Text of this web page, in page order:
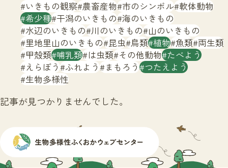
生物多様性ふくおかウェブセンターとは
サイトマップ
いきもの観察 農畜産物 市のシンボル 軟体動物
希少種 干潟のいきもの 海のいきもの
水辺のいきもの 川のいきもの 山のいきもの
里地里山のいきもの 昆虫 鳥類 植物 魚類 両生類
甲殻類 哺乳類 は虫類 その他動物 たべよう
えらぼう ふれよう まもろう つたえよう
生物多様性
記事が見つかりませんでした。